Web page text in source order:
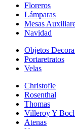
Floreros
Lámparas
Mesas
Navidad
Objetos
Portaretratos
Velas
Christofle
Rosenthal
Thomas
Villeroy Y
Atenas